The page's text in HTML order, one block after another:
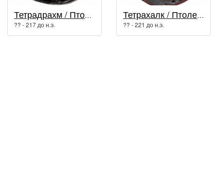
Тетрадрахм / Птолемей IV Филопатор
?? - 217 до н.э.
Тетрахалк / Птолемей IV Филопатор
?? - 221 до н.э.